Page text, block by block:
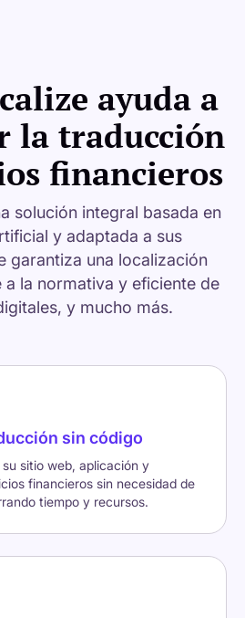
ayuda a
la traducción
financieros
solución integral basada en
y adaptada a sus
garantiza una localización
la normativa y eficiente de
y mucho más.
sin código
sitio web, aplicación y
financieros sin necesidad de
tiempo y recursos.